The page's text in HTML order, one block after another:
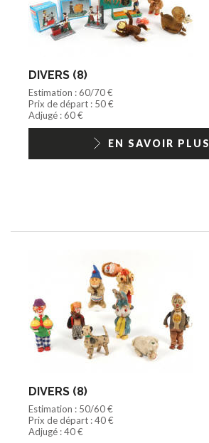
DIVERS (8)
Estimation : 60/70 €
Prix de départ : 50 €
Adjugé : 60 €
EN SAVOIR PLUS
DIVERS (8)
Estimation : 50/60 €
Prix de départ : 40 €
Adjugé : 40 €